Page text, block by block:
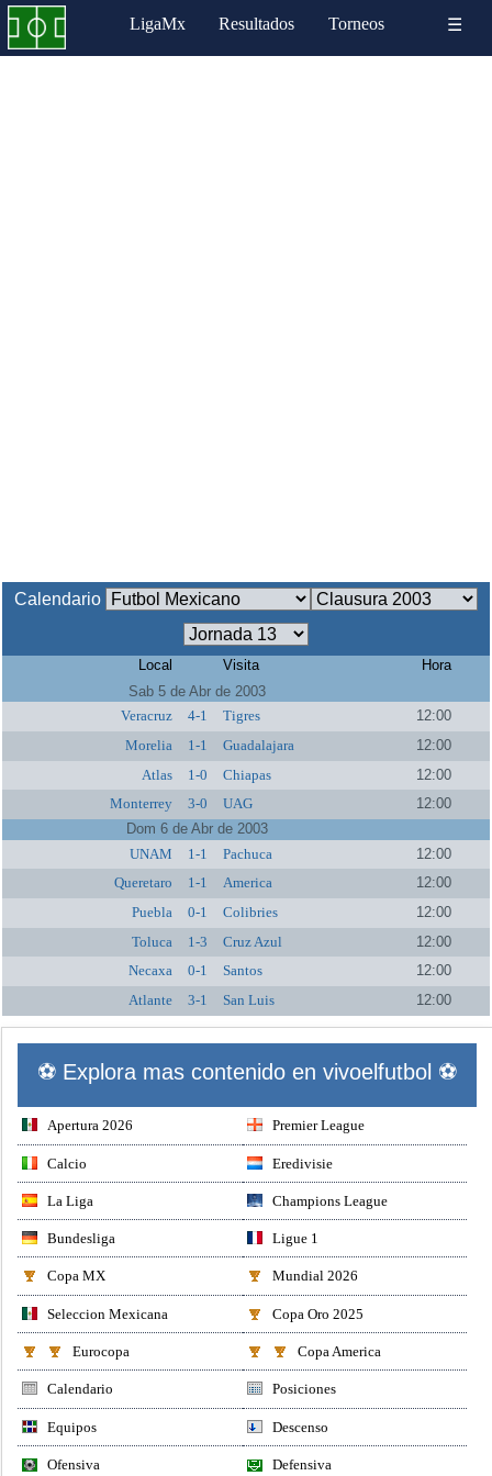
LigaMx Resultados Torneos ☰
Calendario
Local Visita
Hora
Sab 5 de Abr de 2003
Veracruz
4-1 Tigres
12:00
Morelia
1-1 Guadalajara
12:00
Atlas
1-0 Chiapas
12:00
Monterrey
3-0 UAG
12:00
Dom 6 de Abr de 2003
UNAM
1-1 Pachuca
12:00
Queretaro
1-1 America
12:00
Puebla
0-1 Colibries
12:00
Toluca
1-3 Cruz Azul
12:00
Necaxa
0-1 Santos
12:00
Atlante
3-1 San Luis 12:00
⚽ Explora mas contenido en vivoelfutbol ⚽
Apertura 2026 Premier League
Calcio Eredivisie
La Liga Champions League
Bundesliga Ligue 1
Copa MX Mundial 2026
Seleccion Mexicana Copa Oro 2025
Eurocopa Copa America
Calendario Posiciones
Equipos Descenso
Ofensiva Defensiva